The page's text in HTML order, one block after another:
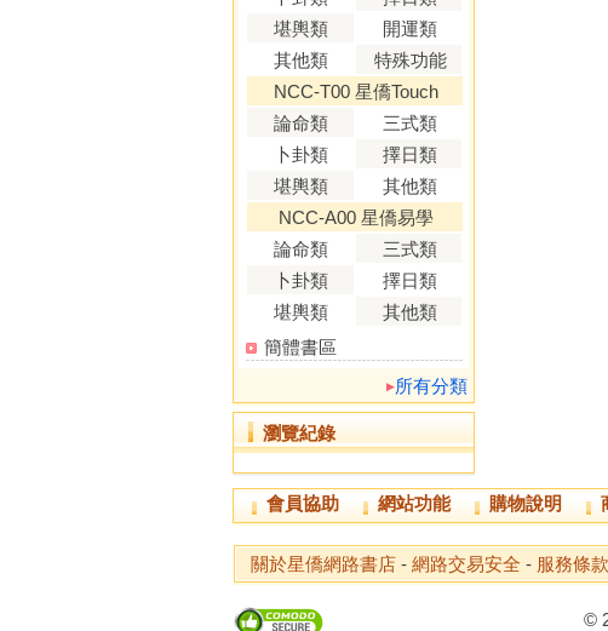
堪輿類
開運類
其他類
特殊功能
NCC-T00 星僑Touch
論命類
三式類
卜卦類
擇日類
堪輿類
其他類
NCC-A00 星僑易學
論命類
三式類
卜卦類
擇日類
堪輿類
其他類
簡體書區
所有分類
瀏覽紀錄
會員協助 網站功能 購物說明
關於星僑網路書店 - 網路交易安全 - 服務條款
©